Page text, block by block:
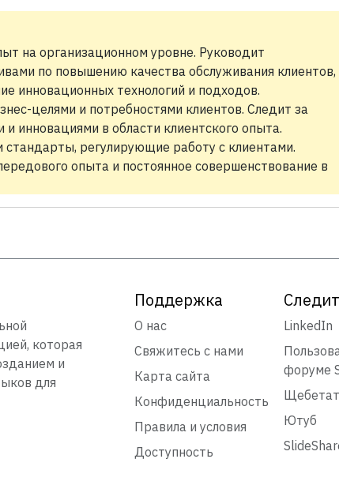
на организационном уровне. Руководит
по повышению качества обслуживания клиентов,
инновационных технологий и подходов.
целями и потребностями клиентов. Следит за
инновациями в области клиентского опыта.
стандарты, регулирующие работу с клиентами.
опыта и постоянное совершенствование в
которая
и
для
Поддержка
О нас
Свяжитесь с нами
Карта сайта
Конфиденциальность
Правила и условия
Доступность
LinkedIn
форуме
Ютуб